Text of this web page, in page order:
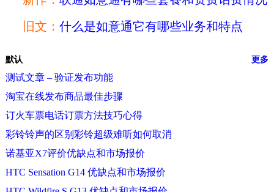
旧文： 什么是如意通它有哪些业务和特点
默认 更多
测试文章 – 验证发布功能
淘宝在线发布商品最佳步骤
订火车票电话订票方法技巧心得
彩铃铃声的区别彩铃超级难听如何取消
诺基亚X7评价优缺点和市场报价
HTC Sensation G14 优缺点和市场报价